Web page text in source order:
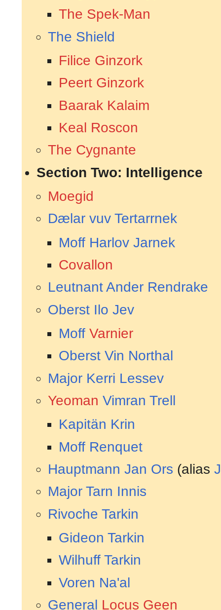
The Spek-Man
The Shield
Filice Ginzork
Peert Ginzork
Baarak Kalaim
Keal Roscon
The Cygnante
Section Two: Intelligence
Moegid
Dælar vuv Tertarrnek
Moff Harlov Jarnek
Covallon
Leutnant Ander Rendrake
Oberst Ilo Jev
Moff Varnier
Oberst Vin Northal
Major Kerri Lessev
Yeoman Vimran Trell
Kapitän Krin
Moff Renquet
Hauptmann Jan Ors (alias
Major Tarn Innis
Rivoche Tarkin
Gideon Tarkin
Wilhuff Tarkin
Voren Na'al
General Locus Geen